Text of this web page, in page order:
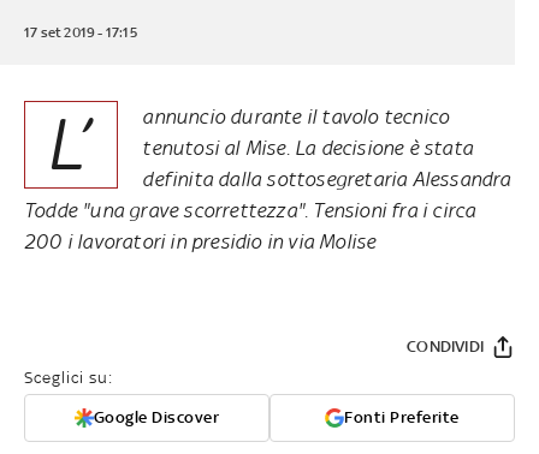
17 set 2019 - 17:15
L’
annuncio durante il tavolo tecnico
tenutosi al Mise. La decisione è stata
definita dalla sottosegretaria Alessandra
Todde "una grave scorrettezza". Tensioni fra i circa
200 i lavoratori in presidio in via Molise
Sceglici su:
Google Discover Fonti Preferite
CONDIVIDI